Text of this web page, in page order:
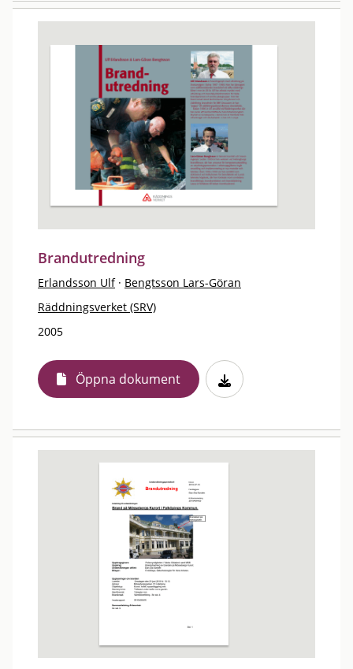
Brandutredning
Erlandsson Ulf · Bengtsson Lars-Göran
Räddningsverket (SRV)
2005
Öppna dokument